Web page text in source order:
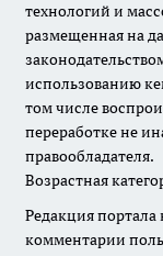
технологий и
размещенная на
использованию
том числе
переработке не
правообладателя.
Возрастная
Редакция портала
комментарии